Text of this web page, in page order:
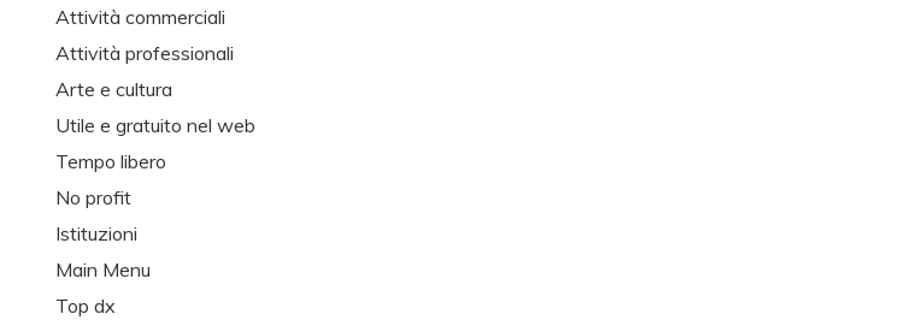
Attività commerciali
Attività professionali
Arte e cultura
Utile e gratuito nel web
Tempo libero
No profit
Istituzioni
Main Menu
Top dx